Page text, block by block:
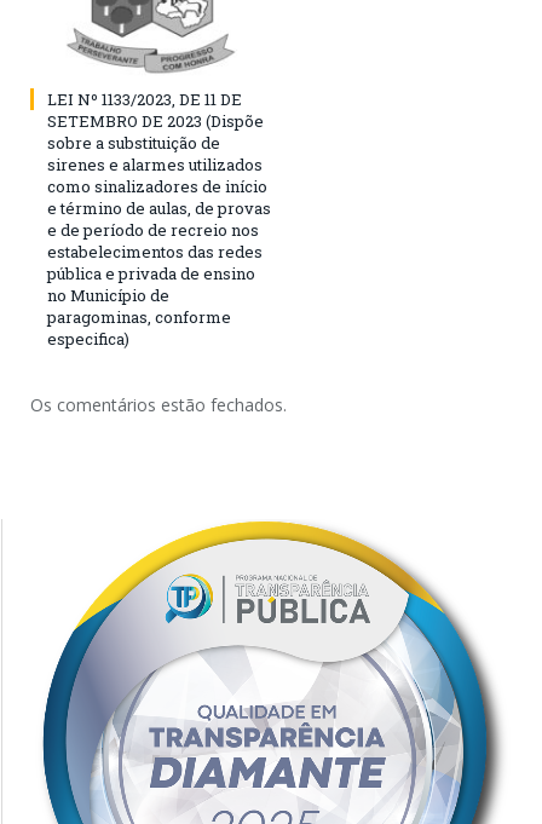
LEI Nº 1133/2023, DE 11 DE
SETEMBRO DE 2023 (Dispõe
sobre a substituição de
sirenes e alarmes utilizados
como sinalizadores de início
e término de aulas, de provas
e de período de recreio nos
estabelecimentos das redes
pública e privada de ensino
no Município de
paragominas, conforme
especifica)
Os comentários estão fechados.